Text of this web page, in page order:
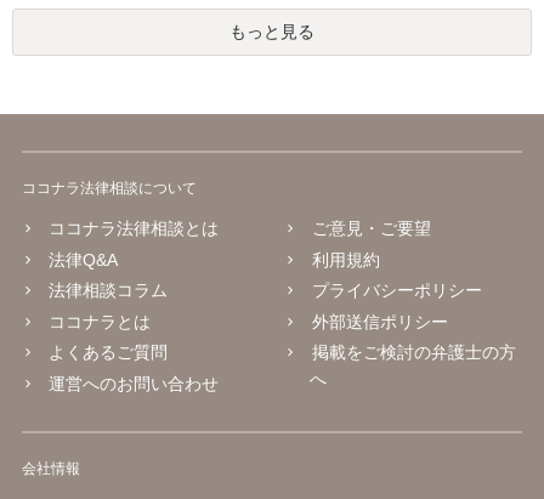
もっと見る
ココナラ法律相談について
ココナラ法律相談とは
法律Q&A
法律相談コラム
ココナラとは
よくあるご質問
運営へのお問い合わせ
ご意見・ご要望
利用規約
プライバシーポリシー
外部送信ポリシー
掲載をご検討の弁護士の方
へ
会社情報